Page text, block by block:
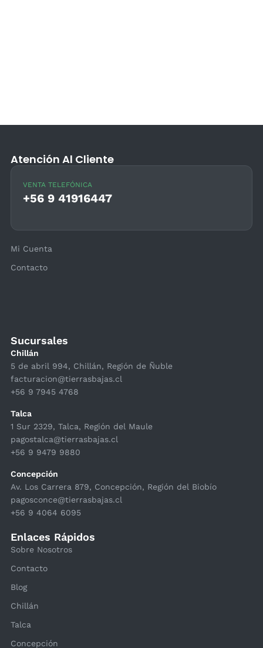
Sucursales
Chillán
5 de abril 994, Chillán, Región de Ñuble
facturacion@tierrasbajas.cl
+56 9 7945 4768
Talca
1 Sur 2329, Talca, Región del Maule
pagostalca@tierrasbajas.cl
+56 9 9479 9880
Concepción
Av. Los Carrera 879, Concepción, Región del Biobío
pagosconce@tierrasbajas.cl
+56 9 4064 6095
Enlaces Rápidos
Sobre Nosotros
Contacto
Blog
Chillán
Talca
Concepción
Atención Al Cliente
VENTA TELEFÓNICA
+56 9 41916447
Mi Cuenta
Contacto